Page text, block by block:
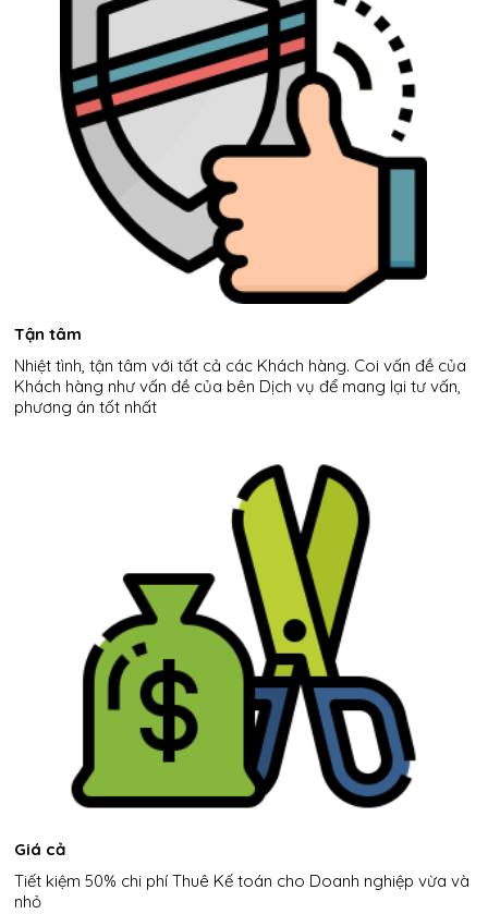
Tận tâm
Nhiệt tình, tận tâm với tất cả các Khách hàng. Coi vấn đề của
Khách hàng như vấnđề của bên Dịch vụ để mang lại tư vấn,
phương án tốt nhất
Giá cả
Tiết kiệm 50% chi phí Thuê Kế toán cho Doanh nghiệp vừa và
nhỏ